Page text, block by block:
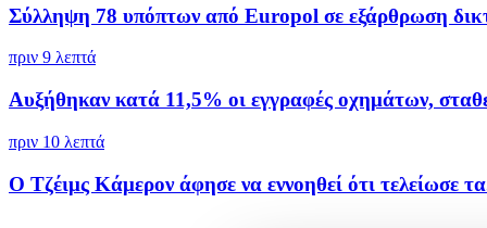
Σύλληψη 78 υπόπτων από Europol σε εξάρθρωση
πριν 9 λεπτά
Αυξήθηκαν κατά 11,5% οι εγγραφές οχημάτων,
πριν 10 λεπτά
Ο Τζέιμς Κάμερον άφησε να εννοηθεί ότι τελείωσε